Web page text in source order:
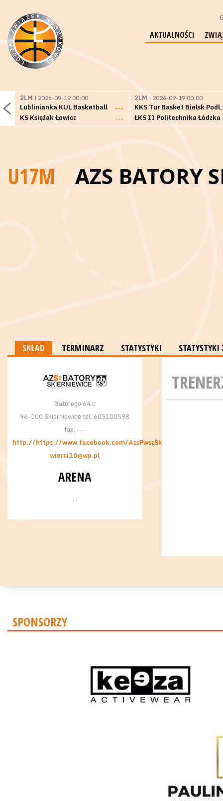
AKTUALNOŚCI
2LM | 2026-09-19 00:00
Lublinianka KUL Basketball
---
KS Księżak Łowicz
---
2LM | 2026-09-19 00:00
KKS Tur
ŁKS II Politechnika Łódzka
U17M AZS BATORY
SKŁAD TERMINARZ STATYSTYKI
Batorego 64 c
96-100 Skierniewice tel. 605100598
fax. ---
http://https://www.facebook.com/AzsPwszSkierniewice/
wierci10@wp.pl
ARENA
, ,
SPONSORZY